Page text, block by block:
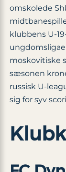
omskolede
klubbens U-
moskovitiske
sæsonen
russisk U-
sig for syv